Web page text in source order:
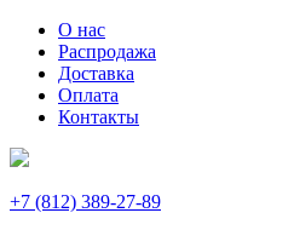
О нас
Распродажа
Доставка
Оплата
Контакты
+7 (812) 389-27-89